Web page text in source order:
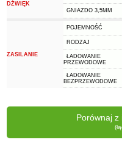
DŹWIĘK
GNIAZDO 3,5MM
ZASILANIE
POJEMNOŚĆ
RODZAJ
ŁADOWANIE
PRZEWODOWE
ŁADOWANIE
BEZPRZEWODOWE
Porównaj z